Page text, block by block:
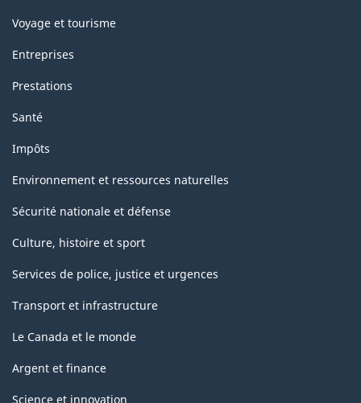
Voyage et tourisme
Entreprises
Prestations
Santé
Impôts
Environnement et ressources naturelles
Sécurité nationale et défense
Culture, histoire et sport
Services de police, justice et urgences
Transport et infrastructure
Le Canada et le monde
Argent et finance
Science et innovation